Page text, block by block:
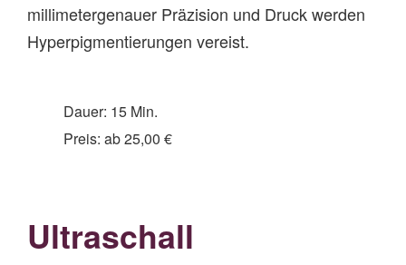
millimetergenauer Präzision und Druck werden
Hyperpigmentierungen vereist.
Dauer: 15 Min.
Preis: ab 25,00 €
Ultraschall